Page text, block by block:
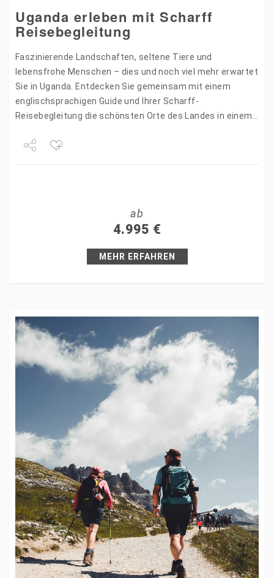
Uganda erleben mit Scharff
Reisebegleitung
Faszinierende Landschaften, seltene Tiere und
lebensfrohe Menschen – dies und noch viel mehr erwartet
Sie in Uganda. Entdecken Sie gemeinsam mit einem
englischsprachigen Guide und Ihrer Scharff-
Reisebegleitung die schönsten Orte des Landes in einem
ab
4.995 €
MEHR ERFAHREN